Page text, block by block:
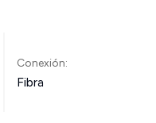
Conexión:
Fibra